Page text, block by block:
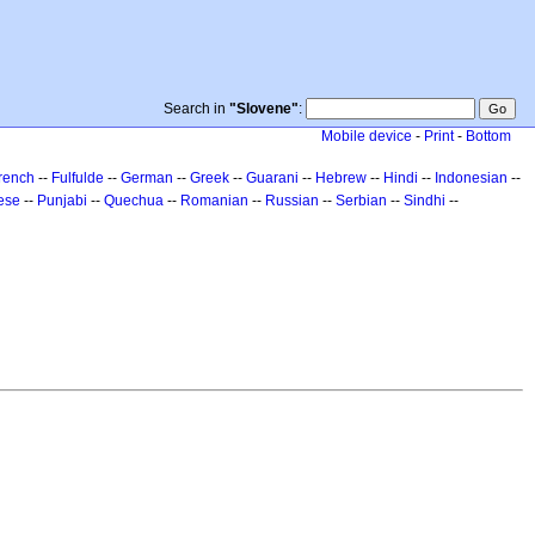
Search in "Slovene":
Mobile device - Print- Bottom
-- Fulfulde -- German -- Greek -- Guarani -- Hebrew -- Hindi -- Indonesian --
-- Punjabi -- Quechua -- Romanian -- Russian -- Serbian -- Sindhi --